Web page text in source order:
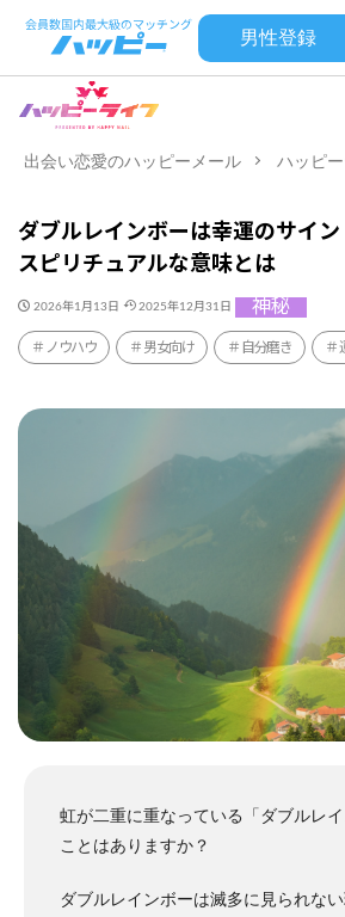
男性登録
出会い恋愛のハッピーメール ハッピ
ダブルレインボーは幸運のサイ
スピリチュアルな意味とは
2026年1月13日 2025年12月31日 神秘
ノウハウ 男女向け 自分磨き
虹が二重に重なっている「ダブルレ
ことはありますか？
ダブルレインボーは滅多に見られな